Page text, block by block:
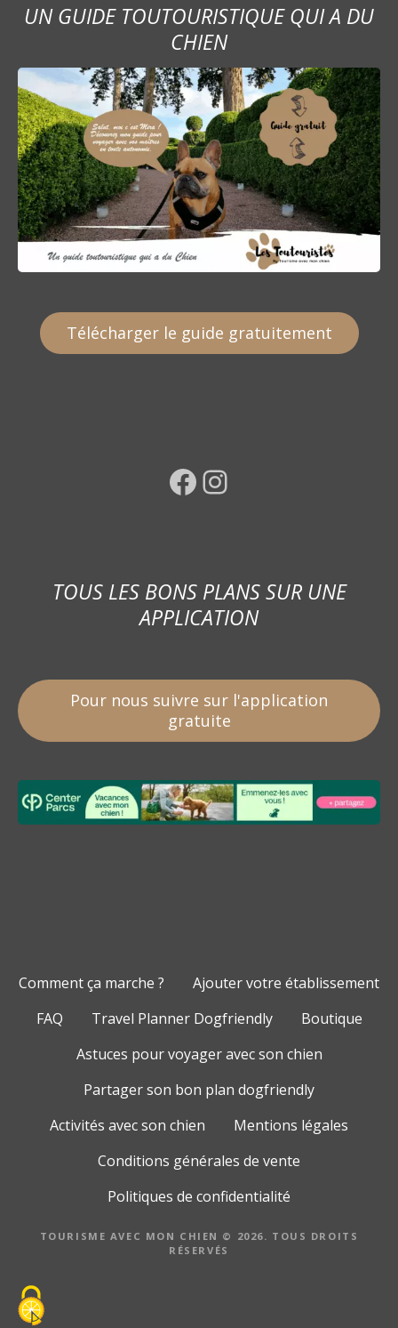
UN GUIDE TOUTOURISTIQUE QUI A DU
CHIEN
Télécharger le guide gratuitement
Facebook Instagram
TOUS LES BONS PLANS SUR UNE
APPLICATION
Pour nous suivre sur l'application
gratuite
Comment ça marche ?
Ajouter votre établissement
FAQ
Travel Planner Dogfriendly
Boutique
Astuces pour voyager avec son chien
Partager son bon plan dogfriendly
Activités avec son chien
Mentions légales
Conditions générales de vente
Politiques de confidentialité
TOURISME AVEC MON CHIEN © 2026. TOUS DROITS
RÉSERVÉS